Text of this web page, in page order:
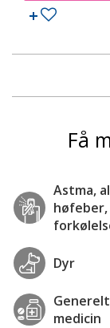
Tilføj til
Få
Astma,
høfeber,
Dyr
medicin